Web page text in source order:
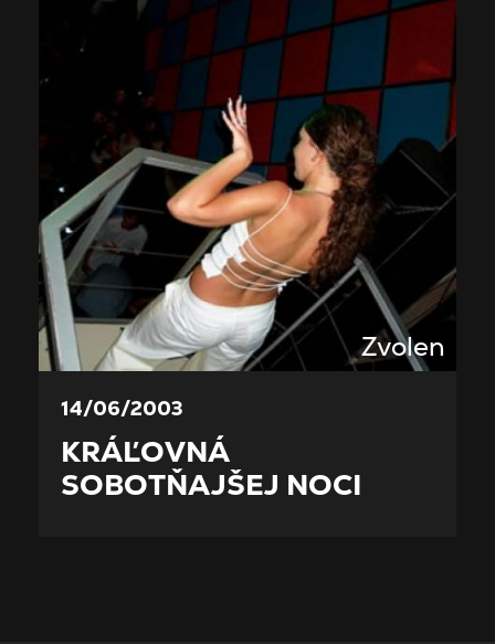
Zvolen
14/06/2003
KRÁĽOVNÁ
SOBOTŇAJŠEJ NOCI